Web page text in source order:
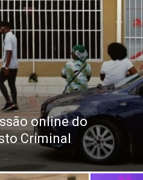
online do
Criminal